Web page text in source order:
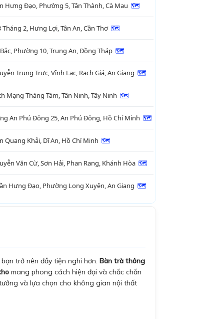
Hưng Đạo, Phường 5, Tân Thành, Cà Mau 🗺
Tháng 2, Hưng Lợi, Tân An, Cần Thơ 🗺
Phường 10, Trung An, Đồng Tháp 🗺
Trung Trực, Vĩnh Lạc, Rạch Giá, An Giang 🗺
Mạng Tháng Tám, Tân Ninh, Tây Ninh 🗺
An Phú Đông 25, An Phú Đông, Hồ Chí Minh 🗺
Quang Khải, Dĩ An, Hồ Chí Minh 🗺
Văn Cừ, Sơn Hải, Phan Rang, Khánh Hòa 🗺
Hưng Đạo, Phường Long Xuyên, An Giang 🗺
trở nên đầy tiện nghi hơn. Bàn trà thông
mang phong cách hiện đại và chắc chắn
và lựa chọn cho không gian nội thất